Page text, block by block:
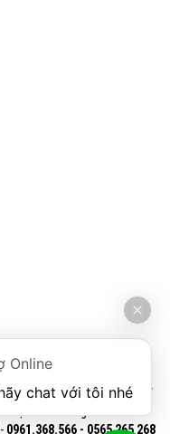
VOBIVI - Đại lý uỷ quyền SKF
chính hãng SKF
- 0961.368.566 - 0565 265 268​
Online
chat với tôi nhé